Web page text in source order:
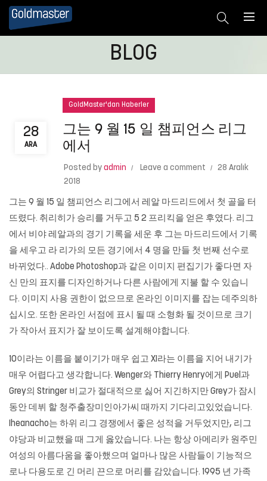
BLOG
28
ARA
GoldMaster'dan Haberler
그는 9 월 15 일 챔피언스 리그
에서
Posted by admin Leave a comment
28 Aralık
2018
그는 9 월 15 일 챔피언스 리그에서 레알 마드리드에서 첫 골을 터
뜨렸다. 취리히가 승리를 거두고 5 2 프리킥을 얻은 후였다. 리그
에서 비야 레알과의 경기 기록을 세운 후 그는 마드리드에서 기록
을 세우고 라 리가의 모든 경기에서 4 명을 만들 첫 번째 선수로
바뀌었다.. Adobe Photoshop과 같은 이미지 편집기가 좋다면 자
신 만의 표지를 디자인하거나 다른 사람에게 지불 할 수 있습니
다. 이미지 사용 권한이 없으므로 온라인 이미지를 잡는 데주의하
십시오. 또한 온라인 서점에 표시 될 때 소형화 될 것이므로 크기
가 작아서 표지가 잘 보이도록 설계해야합니다.
10이라는 이름을 붙이기가 매우 쉽고 XI라는 이름을 지어 내기가
매우 어렵다고 생각합니다. Wenger와 Thierry Henry에게 Puel과
Grey의 Stringer 비교가 절대적으로 싫어 지긴하지만 Grey가 잠시
동안 데뷔 할 청주출장미인아가씨 때까지 기다리고있었습니다.
Iheanacho는 하위 리그 경쟁에서 좋은 성적을 거두었지만, 리그
야당과 비교했을 때 그게 옳았습니다. 나는 항상 아메리카 원주민
여성의 아름다움을 좋아했으며 얼마나 많은 사람들이 기능적으
로나 다용도로 긴 머리 끈으로 머리를 감았습니다. 1995 년 가족